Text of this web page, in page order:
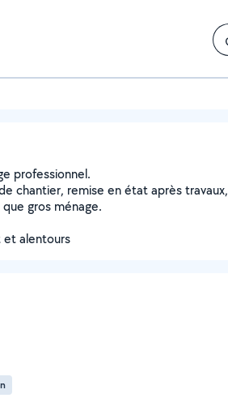
professionnel.
chantier, remise en état après travaux,
gros ménage.
et alentours